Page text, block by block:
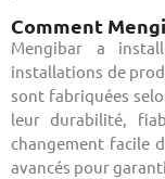
Comment
Mengibar a
installations de
sont fabriquées
leur durabilité,
changement facile
avancés pour